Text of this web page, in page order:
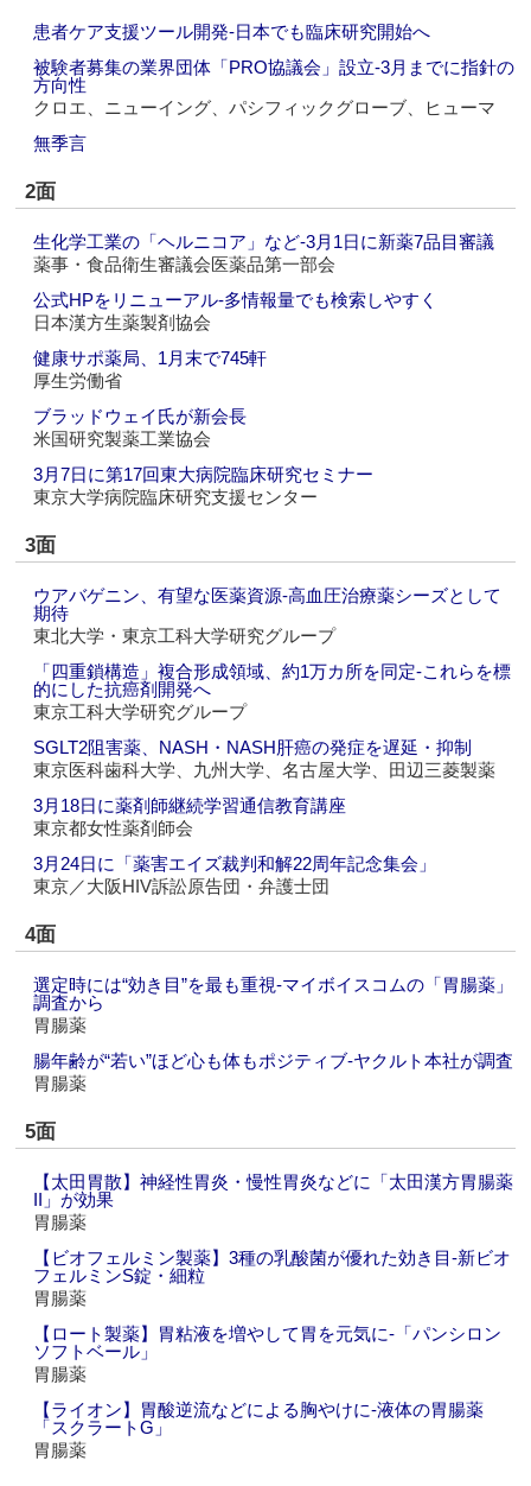
患者ケア支援ツール開発‐日本でも臨床研究開始へ
被験者募集の業界団体「PRO協議会」設立‐3月までに指針の
方向性
クロエ、ニューイング、パシフィックグローブ、ヒューマ
無季言
2面
生化学工業の「ヘルニコア」など‐3月1日に新薬7品目審議
薬事・食品衛生審議会医薬品第一部会
公式HPをリニューアル‐多情報量でも検索しやすく
日本漢方生薬製剤協会
健康サポ薬局、1月末で745軒
厚生労働省
ブラッドウェイ氏が新会長
米国研究製薬工業協会
3月7日に第17回東大病院臨床研究セミナー
東京大学病院臨床研究支援センター
3面
ウアバゲニン、有望な医薬資源‐高血圧治療薬シーズとして
期待
東北大学・東京工科大学研究グループ
「四重鎖構造」複合形成領域、約1万カ所を同定‐これらを標
的にした抗癌剤開発へ
東京工科大学研究グループ
SGLT2阻害薬、NASH・NASH肝癌の発症を遅延・抑制
東京医科歯科大学、九州大学、名古屋大学、田辺三菱製薬
3月18日に薬剤師継続学習通信教育講座
東京都女性薬剤師会
3月24日に「薬害エイズ裁判和解22周年記念集会」
東京／大阪HIV訴訟原告団・弁護士団
4面
選定時には“効き目”を最も重視‐マイボイスコムの「胃腸薬」
調査から
胃腸薬
腸年齢が“若い”ほど心も体もポジティブ‐ヤクルト本社が調査
胃腸薬
5面
【太田胃散】神経性胃炎・慢性胃炎などに「太田漢方胃腸薬
II」が効果
胃腸薬
【ビオフェルミン製薬】3種の乳酸菌が優れた効き目‐新ビオ
フェルミンS錠・細粒
胃腸薬
【ロート製薬】胃粘液を増やして胃を元気に‐「パンシロン
ソフトベール」
胃腸薬
【ライオン】胃酸逆流などによる胸やけに‐液体の胃腸薬
「スクラートG」
胃腸薬